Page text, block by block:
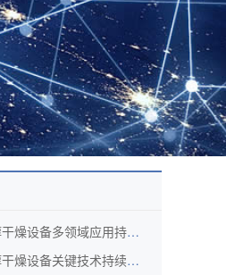
领域应用持续拓展 新材料赛道需求旺盛
键技术持续突破 产业化进程全面提速